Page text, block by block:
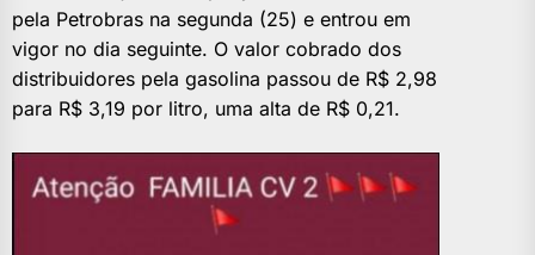
pela Petrobras na segunda (25) e entrou em
vigor no dia seguinte. O valor cobrado dos
distribuidores pela gasolina passou de R$ 2,98
para R$ 3,19 por litro, uma alta de R$ 0,21.